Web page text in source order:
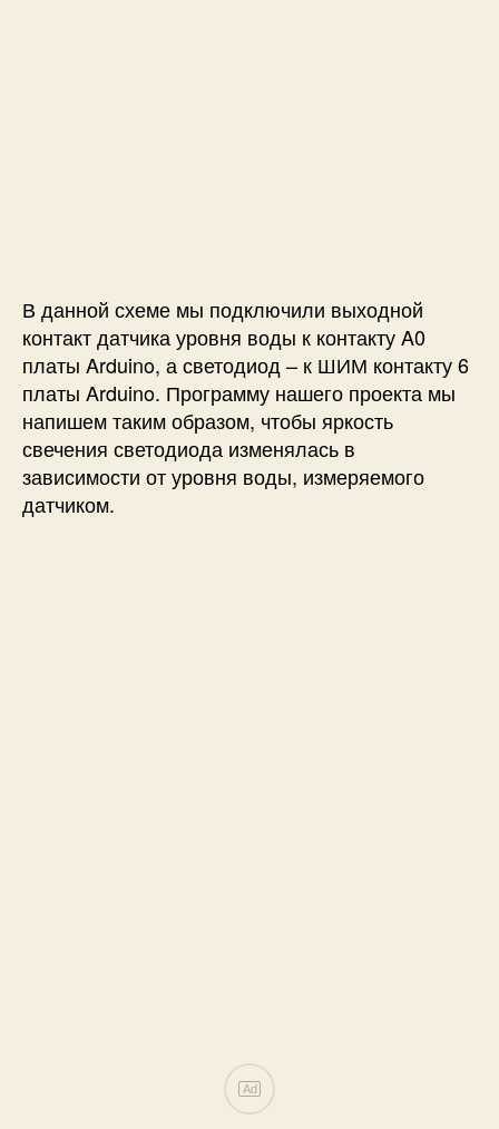
В данной схеме мы подключили выходной
контакт датчика уровня воды к контакту A0
платы Arduino, а светодиод – к ШИМ контакту 6
платы Arduino. Программу нашего проекта мы
напишем таким образом, чтобы яркость
свечения светодиода изменялась в
зависимости от уровня воды, измеряемого
датчиком.